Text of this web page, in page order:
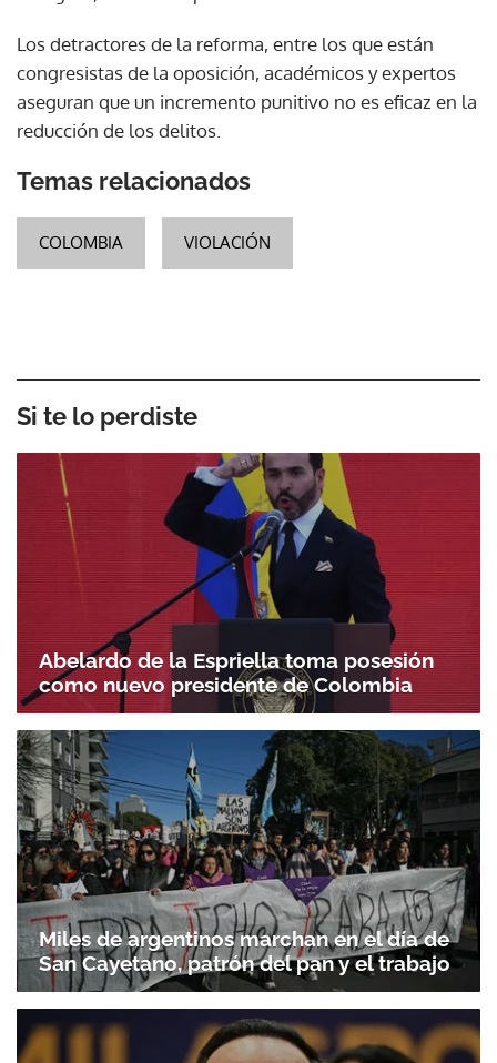
Los detractores de la reforma, entre los que están
congresistas de la oposición, académicos y expertos
aseguran que un incremento punitivo no es eficaz en la
reducción de los delitos.
Temas relacionados
COLOMBIA VIOLACIÓN
Si te lo perdiste
Abelardo de la Espriella toma posesión
como nuevo presidente de Colombia
Miles de argentinos marchan en el día de
San Cayetano, patrón del pan y el trabajo